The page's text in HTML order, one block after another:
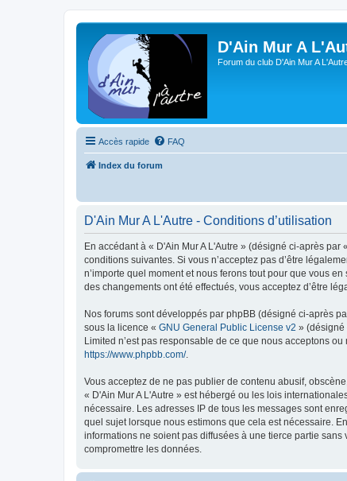
D'Ain Mur A
Forum du club D'Ain Mur A
Accès rapide FAQ
Index du forum
D'Ain Mur A L'Autre - Conditions d’utilisation
En accédant à « D'Ain Mur A L'Autre » (désigné ci-après
conditions suivantes. Si vous n’acceptez pas d’être
n’importe quel moment et nous ferons tout pour que vous
des changements ont été effectués, vous acceptez d’être
Nos forums sont développés par phpBB (désigné ci-après
sous la licence « GNU General Public License v2 » (désigné
Limited n’est pas responsable de ce que nous acceptons
https://www.phpbb.com/.
Vous acceptez de ne pas publier de contenu abusif,
« D'Ain Mur A L'Autre » est hébergé ou les lois
nécessaire. Les adresses IP de tous les messages sont
quel sujet lorsque nous estimons que cela est nécessaire.
informations ne soient pas diffusées à une tierce partie
compromettre les données.